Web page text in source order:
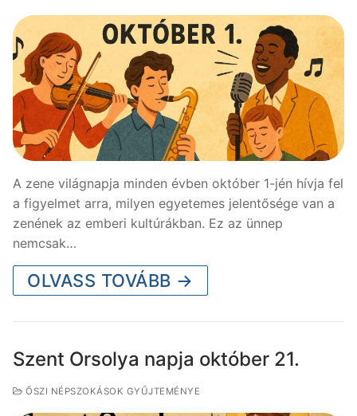
A zene világnapja minden évben október 1-jén hívja fel
a figyelmet arra, milyen egyetemes jelentősége van a
zenének az emberi kultúrákban. Ez az ünnep
nemcsak…
OLVASS TOVÁBB →
Szent Orsolya napja október 21.
ŐSZI NÉPSZOKÁSOK GYŰJTEMÉNYE